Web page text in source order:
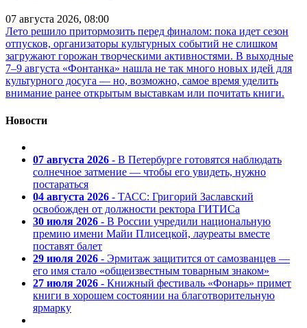
07 августа 2026, 08:00
Лето решило притормозить перед финалом: пока идет сезон
отпусков, организаторы культурных событий не слишком
загружают горожан творческими активностями. В выходные
7–9 августа «Фонтанка» нашла не так много новых идей для
культурного досуга — но, возможно, самое время уделить
внимание ранее открытым выставкам или почитать книги.
Новости
07 августа 2026 - В Петербурге готовятся наблюдать
солнечное затмение — чтобы его увидеть, нужно
постараться
04 августа 2026 - ТАСС: Григорий Заславский
освобожден от должности ректора ГИТИСа
30 июля 2026 - В России учредили национальную
премию имени Майи Плисецкой, лауреаты вместе
поставят балет
29 июля 2026 - Эрмитаж защитится от самозванцев —
его имя стало «общеизвестным товарным знаком»
27 июля 2026 - Книжный фестиваль «Фонарь» примет
книги в хорошем состоянии на благотворительную
ярмарку